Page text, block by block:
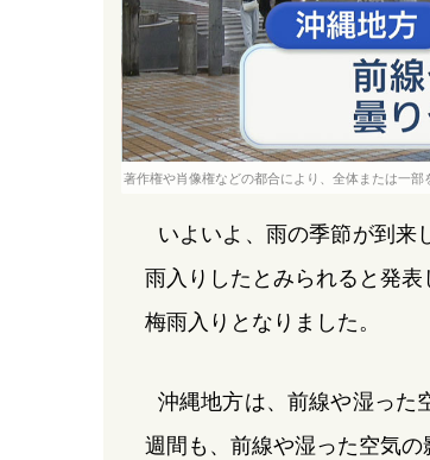
著作権や肖像権などの都合により、全体または一部
いよいよ、雨の季節が到来
雨入りしたとみられると発表
梅雨入りとなりました。
沖縄地方は、前線や湿った
週間も、前線や湿った空気の